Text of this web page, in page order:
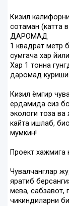
Кизил
сотаман (катта
ДАРОМАД
1 квадрат метр
сумгача хар
Хар 1 тонна
даромад
Кизил ёмгир
ёрдамида сиз
экологи тоза
кайта ишлаб,
мумкин!
Проект хажмига
Чувалчанглар
яратиб
мева, сабзавот,
чикиндиларни